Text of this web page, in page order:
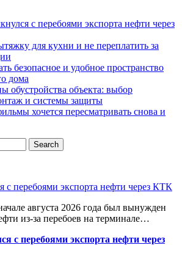
с перебоями экспорта нефти через
для кухни и не переплатить за
безопасное и удобное пространство
дома
обустройства объекта: выбор
и системы защиты
хочется пересматривать снова и
с перебоями экспорта нефти через КТК
августа 2026 года был вынужден
из-за перебоев на терминале…
с перебоями экспорта нефти через